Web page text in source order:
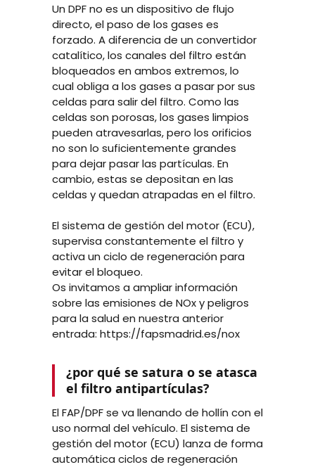
Un DPF no es un dispositivo de flujo
directo, el paso de los gases es
forzado. A diferencia de un convertidor
catalítico, los canales del filtro están
bloqueados en ambos extremos, lo
cual obliga a los gases a pasar por sus
celdas para salir del filtro. Como las
celdas son porosas, los gases limpios
pueden atravesarlas, pero los orificios
no son lo suficientemente grandes
para dejar pasar las partículas. En
cambio, estas se depositan en las
celdas y quedan atrapadas en el filtro.
El sistema de gestión del motor (ECU),
supervisa constantemente el filtro y
activa un ciclo de regeneración para
evitar el bloqueo.
Os invitamos a ampliar información
sobre las emisiones de NOxy peligros
para la salud en nuestra anterior
entrada: https://fapsmadrid.es/nox
¿por qué se satura o se atasca
el filtro antipartículas?
El FAP/DPF se va llenando de hollín con el
uso normal del vehículo. El sistema de
gestión del motor (ECU) lanza de forma
automática ciclos de regeneración